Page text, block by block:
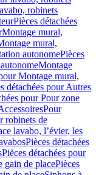
robinets
Pièces détachées
Montage mural,
mural,
autonomePièces
Montage
Montage mural,
détachées pour Autres
pour Pour zone
Pour
robinets de
lavabo, l’évier, les
Pièces détachées
Pièces détachées pour
gain de placePièces